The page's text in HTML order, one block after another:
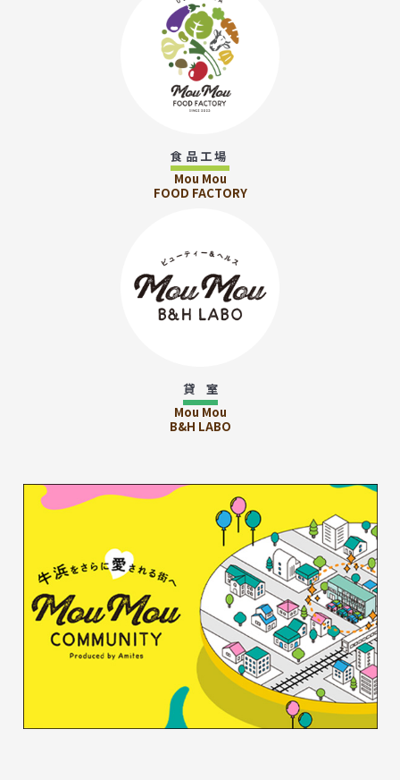
食品工場
Mou Mou
FOOD FACTORY
貸 室
Mou Mou
B&H LABO